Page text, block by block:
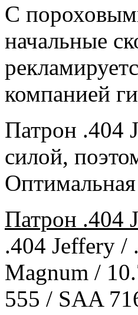
С
начальные
компанией
Патрон .404
силой,
Патрон .404
.404 Jeffery /
Magnum /
555 / SAA